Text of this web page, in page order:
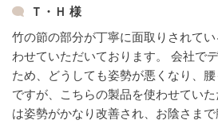
Ｔ・Ｈ 様
竹の節の部分が丁寧に面取りされて
わせていただいております。
会社で
ため、どうしても姿勢が悪くなり、
ですが、こちらの製品を使わせてい
は姿勢がかなり改善され、お陰さま